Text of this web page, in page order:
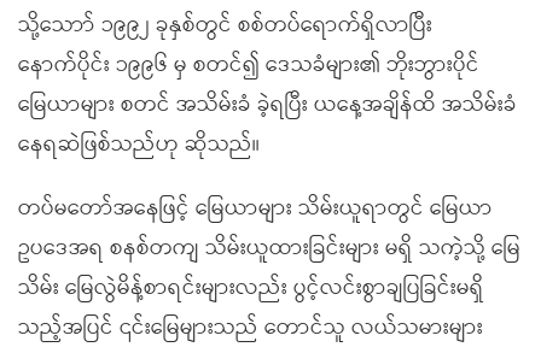
သို့သောာ် ၁၉၉၂ ခုနှစ်တွင် စစ်တပ်ရောက်ရှိလာပြီး
နောက်ပိုင်း ၁၉၉၆ မှ စတင်၍ ဒေသခံများ၏ ဘိုးဘွားပိုင်
မြေယာများ စတင် အသိမ်းခံ ခဲ့ရပြီး ယနေ့အချိန်ထိ အသိမ်းခံ
နေရဆဲဖြစ်သည်ဟု ဆိုသည်။
တပ်မတော်အနေဖြင့် မြေယာများ သိမ်းယူရာတွင် မြေယာ
ဥပဒေအရ စနစ်တကျ သိမ်းယူထားခြင်းများ မရှိ သကဲ့သို့ မြေ
သိမ်း မြေလွဲမိန့်စာရင်းများလည်း ပွင့်လင်းစွာချပြခြင်းမရှိ
သည့်အပြင် ၎င်းမြေများသည် တောင်သူ လယ်သမားများ